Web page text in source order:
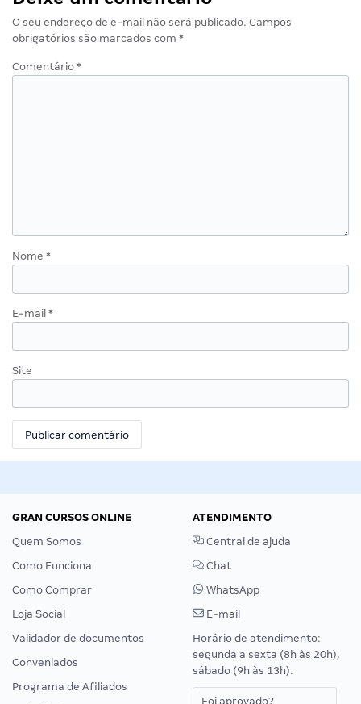
O seu endereço de e-mail não será publicado. Campos
obrigatórios são marcados com *
Comentário *
Nome *
E-mail *
Site
GRAN CURSOS ONLINE
Quem Somos
Como Funciona
Como Comprar
Loja Social
Validador de documentos
Conveniados
Programa de Afiliados
ATENDIMENTO
Central de ajuda
Chat
WhatsApp
E-mail
Horário de atendimento:
segunda a sexta (8h às 20h),
sábado (9h às 13h).
Foi aprovado?